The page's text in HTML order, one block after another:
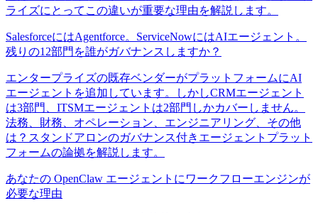
ライズにとってこの違いが重要な理由を解説します。
SalesforceにはAgentforce。ServiceNowにはAIエージェント。
残りの12部門を誰がガバナンスしますか？
エンタープライズの既存ベンダーがプラットフォームにAI
エージェントを追加しています。しかしCRMエージェント
は3部門、ITSMエージェントは2部門しかカバーしません。
法務、財務、オペレーション、エンジニアリング、その他
は？スタンドアロンのガバナンス付きエージェントプラット
フォームの論拠を解説します。
あなたの OpenClaw エージェントにワークフローエンジンが
必要な理由